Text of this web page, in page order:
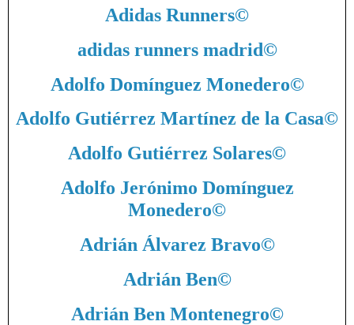
Adidas Runners©
adidas runners madrid©
Adolfo Domínguez Monedero©
Adolfo Gutiérrez Martínez de la Casa©
Adolfo Gutiérrez Solares©
Adolfo Jerónimo Domínguez
Monedero©
Adrián Álvarez Bravo©
Adrián Ben©
Adrián Ben Montenegro©